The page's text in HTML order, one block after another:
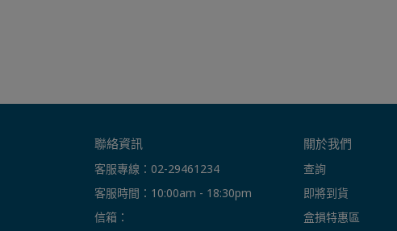
聯絡資訊
客服專線：02-29461234
客服時間：10:00am - 18:30pm
信箱：
關於我們
查詢
即將到貨
盒損特惠區